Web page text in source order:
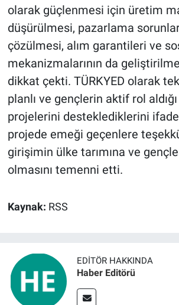
olarak güçlenmesi için üretim
düşürülmesi, pazarlama
çözülmesi, alım garantileri ve
mekanizmalarının da
dikkat çekti. TÜRKYED olarak
planlı ve gençlerin aktif rol
projelerini desteklediklerini
projede emeği geçenlere
girişimin ülke tarımına ve
olmasını temenni etti.
Kaynak: RSS
EDITÖR HAKKINDA
Haber Editörü